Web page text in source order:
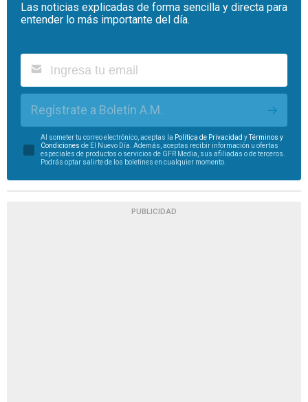
Las noticias explicadas de forma sencilla y directa para
entender lo más importante del día.
Regístrate a Boletín A.M.
Al someter tu correo electrónico, aceptas la Política de Privacidad yTérminos y
Condiciones de El Nuevo Día. Además, aceptas recibir información u ofertas
especiales de productos o servicios de GFR Media, sus afiliadas o de terceros.
Podrás optar salirte de los boletines en cualquier momento.
PUBLICIDAD